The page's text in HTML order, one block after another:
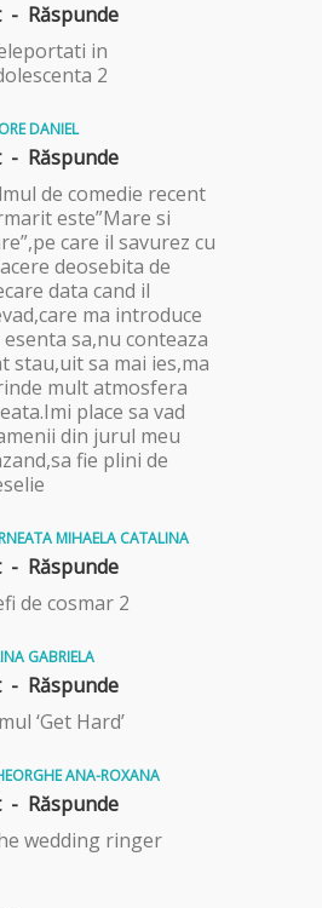
- Răspunde
in
2
DANIEL
- Răspunde
de comedie recent
este”Mare si
care il savurez cu
deosebita de
data cand il
ma introduce
esenta sa,nu conteaza
stau,uit sa mai ies,ma
mult atmosfera
place sa vad
din jurul meu
fie plini de
MIHAELA CATALINA
- Răspunde
de cosmar 2
GABRIELA
- Răspunde
‘Get Hard’
ANA-ROXANA
- Răspunde
wedding ringer